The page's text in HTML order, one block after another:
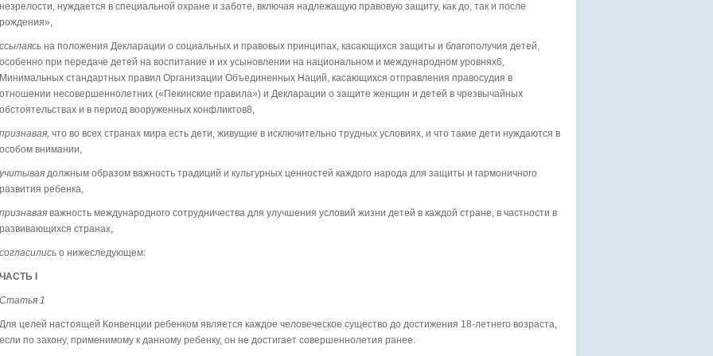
незрелости, нуждается в специальной охране и заботе, включая надлежащую правовую защиту, как до, так и после
рождения»,
ссылаясь на положения Декларации о социальных и правовых принципах, касающихся защиты и благополучия детей,
особенно при передаче детей на воспитание и их усыновлении на национальном и международном уровнях6,
Минимальных стандартных правил Организации Объединенных Наций, касающихся отправления правосудия в
отношении несовершеннолетних («Пекинские правила») и Декларации о защите женщин и детей в чрезвычайных
обстоятельствах и в период вооруженных конфликтов8,
признавая, что во всех странах мира есть дети, живущие в исключительно трудных условиях, и что такие дети нуждаются в
особом внимании,
учитывая должным образом важность традиций и культурных ценностей каждого народа для защиты и гармоничного
развития ребенка,
признавая важность международного сотрудничества для улучшения условий жизни детей в каждой стране, в частности в
развивающихся странах,
согласились о нижеследующем:
ЧАСТЬ I
Статья 1
Для целей настоящей Конвенции ребенком является каждое человеческое существо до достижения 18-летнего возраста,
если по закону, применимому к данному ребенку, он не достигает совершеннолетия ранее.